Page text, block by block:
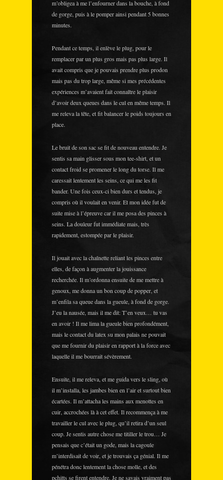
m’obligea à me l’enfourner dans la bouche, à fond
de gorge, puis à le pomper ainsi pendant 5 bonnes
minutes.
Pendant ce temps, il enlève le plug, pour le
remplacer par un plus gros mais pas plus large. Il
avait compris que je pouvais prendre plus prodon
mais pas du trop large, même si mes précédentes
expériences m’avaient fait connaître le plaisir
d’avoir deux queues dans le cul en même temps. Il
me releva la tête, et fit balancer le poids toujours en
place.
Le bruit de son sac se fit de nouveau entendre. Je
sentis sa main glisser sous mon tee-shirt, et un
contact froid se promener le long du torse. Il me
caressait lentement les seins, ce qui me les fit
bander. Une fois ceux-ci bien durs et tendus, je
compris où il voulait en venir. Et mon idée fut de
suite mise à l’épreuve car il me posa des pinces à
seins. La douleur fut immédiate mais, très
rapidement, estompée par le plaisir.
Il jouait avec la chaînette reliant les pinces entre
elles, de façon à augmenter la jouissance
recherchée. Il m’ordonna ensuite de me mettre à
genoux, me donna un bon coup de popper, et
m’enfila sa queue dans la gueule, à fond de gorge.
J’eu la nausée, mais il me dit: T’en veux… tu vas
en avoir ! Il me lima la gueule bien profondément,
mais le contact du latex su mon palais ne pouvait
que me fournir du plaisir en rapport à la force avec
laquelle il me bourrait sévèrement.
Ensuite, il me releva, et me guida vers le sling, où
il m’installa, les jambes bien en l’air et surtout bien
écartées. Il m’attacha les mains aux menottes en
cuir, accrochées là à cet effet. Il recommença à me
travailler le cul avec le plug, qu’il retira d’un seul
coup. Je sentis autre chose me titiller le trou… Je
pensais que c’était un gode, mais la cagoule
m’interdisait de voir, et je trouvais ça génial. Il me
pénétra donc lentement la chose molle, et des
pchitts se firent entendre. Je ne savais vraiment pas